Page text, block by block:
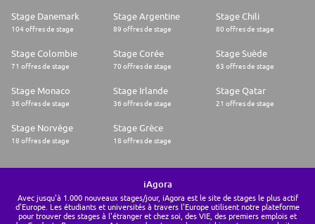
Stage Danemark
104 offres de stage
Stage Argentine
89 offres de stage
Stage Chili
80 offres de stage
Stage Colombie
71 offres de stage
Stage Corée
70 offres de stage
Stage Suède
63 offres de stage
Stage Monaco
36 offres de stage
Stage Irlande
36 offres de stage
Stage Qatar
21 offres de stage
Stage Norvège
18 offres de stage
Stage Grèce
18 offres de stage
iAgora
Avec jusqu'à 1.000 nouveaux stages/jour, iAgora est le site de stages le plus actif
d'Europe. Les étudiants et universités à travers l'Europe utilisent notre plateforme
pour trouver des stages à l'étranger et chez soi, des VIE, des premiers emplois et